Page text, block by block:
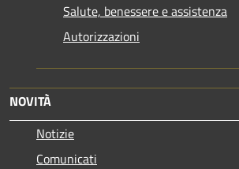
Salute, benessere e assistenza
Autorizzazioni
NOVITÀ
Notizie
Comunicati